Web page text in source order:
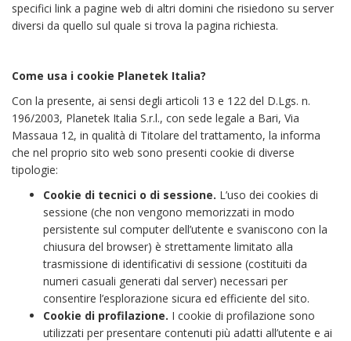
specifici link a pagine web di altri domini che risiedono su server
diversi da quello sul quale si trova la pagina richiesta.
Come usa i cookie Planetek Italia?
Con la presente, ai sensi degli articoli 13 e 122 del D.Lgs. n.
196/2003, Planetek Italia S.r.l., con sede legale a Bari, Via
Massaua 12, in qualità di Titolare del trattamento, la informa
che nel proprio sito web sono presenti cookie di diverse
tipologie:
Cookie di tecnici o di sessione. L’uso dei cookies di
sessione (che non vengono memorizzati in modo
persistente sul computer dell’utente e svaniscono con la
chiusura del browser) è strettamente limitato alla
trasmissione di identificativi di sessione (costituiti da
numeri casuali generati dal server) necessari per
consentire l’esplorazione sicura ed efficiente del sito.
Cookie di profilazione. I cookie di profilazione sono
utilizzati per presentare contenuti più adatti all’utente e ai